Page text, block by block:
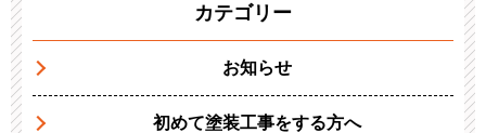
カテゴリー
お知らせ
初めて塗装工事をする方へ